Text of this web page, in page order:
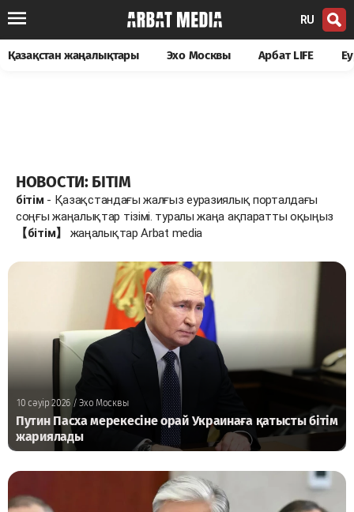
RU
Қазақстан жаңалықтары Эхо Москвы Арбат LIFE
НОВОСТИ: БІТІМ
бітім- Қазақстандағы жалғыз еуразиялық порталдағы
соңғы жаңалықтар тізімі. туралы жаңа ақпаратты оқыңыз
【бітім】
жаңалықтар Arbat media
10 сәуір 2026 / Эхо Москвы
Путин Пасха мерекесіне орай Украинаға қатысты бітім
жариялады